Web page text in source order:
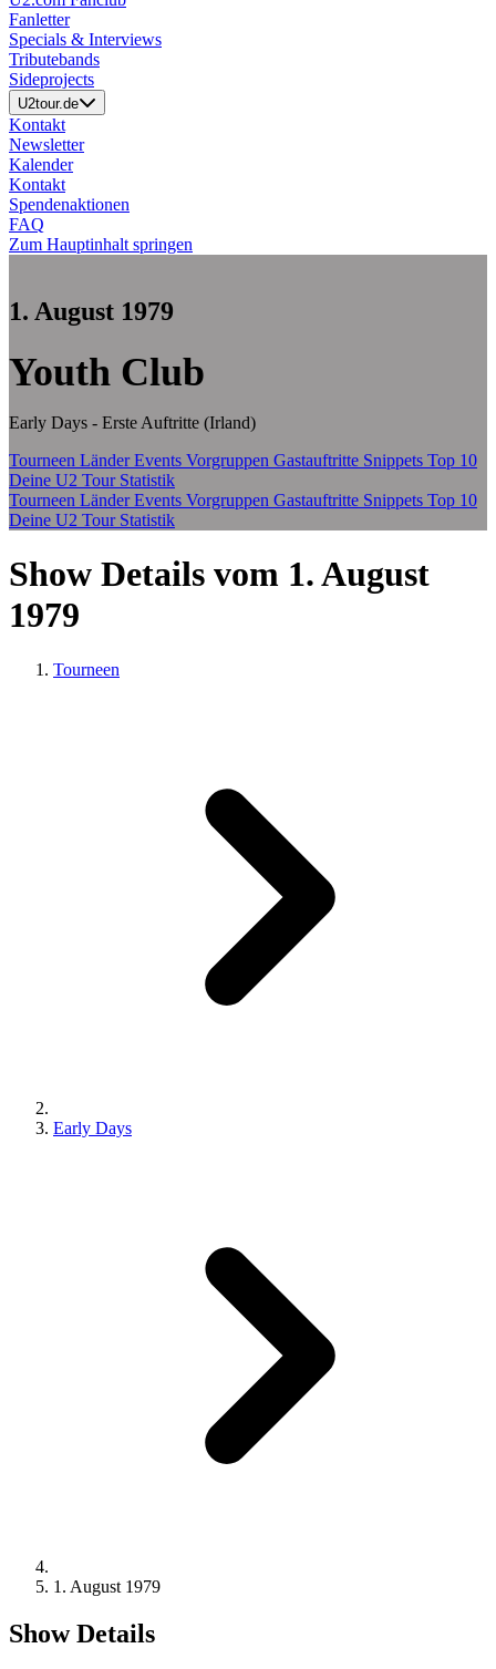
Fanletter
Specials & Interviews
Tributebands
Sideprojects
U2tour.de
Kontakt
Newsletter
Kalender
Kontakt
Spendenaktionen
FAQ
Zum Hauptinhalt springen
1. August 1979
Youth Club
Early Days - Erste Auftritte (Irland)
Tourneen LänderEvents Vorgruppen Gastauftritte Snippets Top 10
Deine U2 Tour Statistik
Tourneen LänderEvents Vorgruppen Gastauftritte Snippets Top 10
Deine U2 Tour Statistik
Show Details vom 1. August
1979
Tourneen
Early Days
1. August 1979
Show Details